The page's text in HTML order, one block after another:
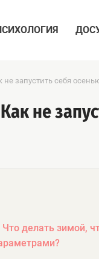
запустить себя
не
Что делать зимой,